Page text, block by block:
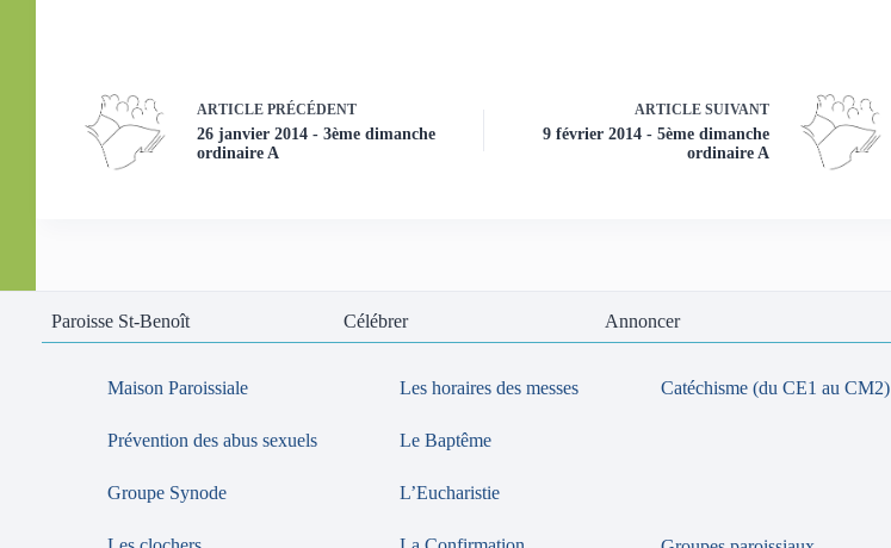
ARTICLE PRÉCÉDENT
26 janvier 2014 - 3ème dimanche
ordinaire A
ARTICLE SUIVANT
9 février 2014 - 5ème dimanche
ordinaire A
Paroisse St-Benoît
Maison Paroissiale
Prévention des abus sexuels
Groupe Synode
Célébrer
Les horaires des messes
Le Baptême
L’Eucharistie
Annoncer
Catéchisme (du CE1 au CM2)